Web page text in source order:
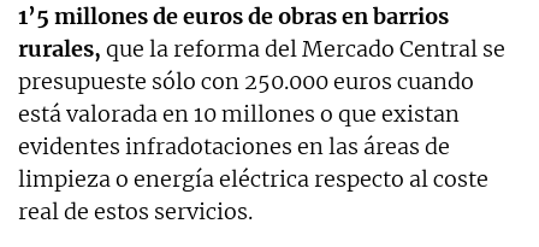
1’5 millones de euros de obras en barrios
rurales, que la reforma del Mercado Central se
presupueste sólo con 250.000 euros cuando
está valorada en 10 millones o que existan
evidentes infradotaciones en las áreas de
limpieza o energía eléctrica respecto al coste
real de estos servicios.